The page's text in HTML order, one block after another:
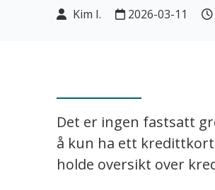
Kim I. 2026-03-11
Det er ingen fastsatt
å kun ha ett
holde oversikt over